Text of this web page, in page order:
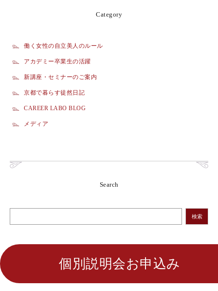
Category
働く女性の自立美人のルール
アカデミー卒業生の活躍
新講座・セミナーのご案内
京都で暮らす徒然日記
CAREER LABO BLOG
メディア
Search
検索
個別説明会お申込み